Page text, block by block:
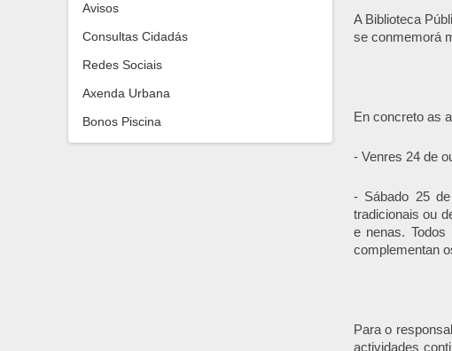
Avisos
Consultas Cidadás
Redes Sociais
Axenda Urbana
Bonos Piscina
A Biblioteca
se conmemorá
En concreto as
- Venres 24 de
- Sábado 25
tradicionais ou
e nenas.
complementan
Para o
actividades